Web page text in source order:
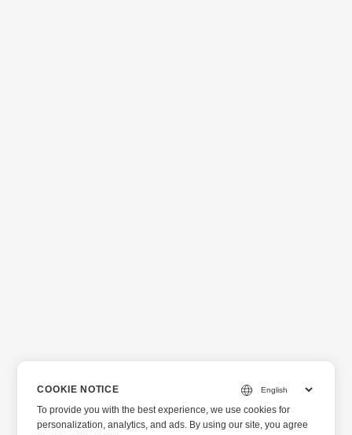
COOKIE NOTICE
To provide you with the best experience, we use cookies for
personalization, analytics, and ads. By using our site, you agree